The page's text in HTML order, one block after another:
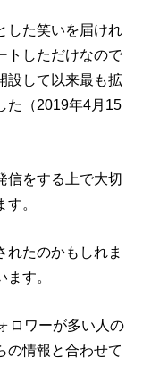
した笑いを届けれ
トしただけなので
設して以来最も拡
た（2019年4月15
信をする上で大切
。
れたのかもしれま
す。
ロワーが多い人の
の情報と合わせて